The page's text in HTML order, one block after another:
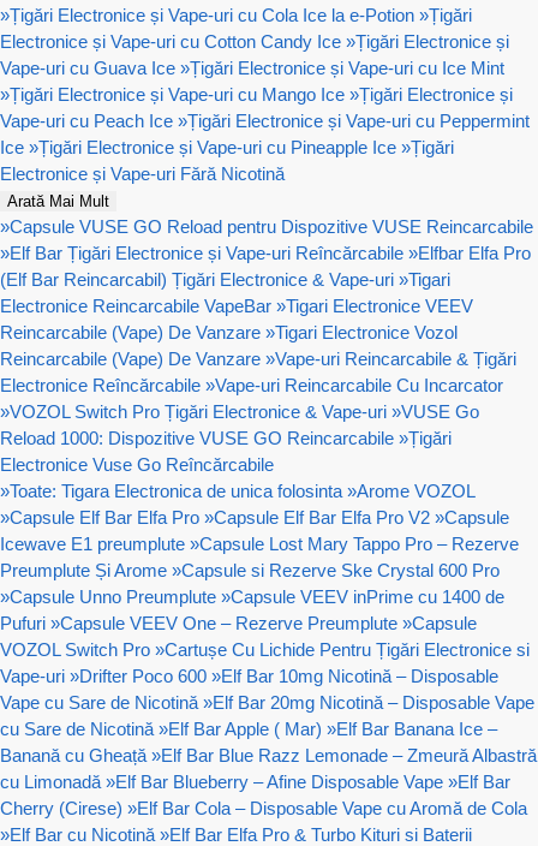
»Țigări Electronice și Vape-uri cu Cola Ice la e-Potion »Țigări
Electronice și Vape-uri cu Cotton Candy Ice »Țigări Electronice și
Vape-uri cu Guava Ice »Țigări Electronice și Vape-uri cu Ice Mint
»Țigări Electronice și Vape-uri cu Mango Ice »Țigări Electronice și
Vape-uri cu Peach Ice »Țigări Electronice și Vape-uri cu Peppermint
Ice »Țigări Electronice și Vape-uri cu Pineapple Ice »Țigări
Electronice și Vape-uri Fără Nicotină
Arată Mai Mult
»Capsule VUSE GO Reload pentru Dispozitive VUSE Reincarcabile
»Elf Bar Țigări Electronice și Vape-uri Reîncărcabile »Elfbar Elfa Pro
(Elf Bar Reincarcabil) Țigări Electronice & Vape-uri »Tigari
Electronice Reincarcabile VapeBar »Tigari Electronice VEEV
Reincarcabile (Vape) De Vanzare »Tigari Electronice Vozol
Reincarcabile (Vape) De Vanzare »Vape-uri Reincarcabile & Țigări
Electronice Reîncărcabile »Vape-uri Reincarcabile Cu Incarcator
»VOZOL Switch Pro Țigări Electronice & Vape-uri »VUSE Go
Reload 1000: Dispozitive VUSE GO Reincarcabile »Țigări
Electronice Vuse Go Reîncărcabile
»Toate: Tigara Electronica de unica folosinta »Arome VOZOL
»Capsule Elf Bar Elfa Pro »Capsule Elf Bar Elfa Pro V2 »Capsule
Icewave E1 preumplute »Capsule Lost Mary Tappo Pro – Rezerve
Preumplute Și Arome »Capsule si Rezerve Ske Crystal 600 Pro
»Capsule Unno Preumplute »Capsule VEEV inPrime cu 1400 de
Pufuri »Capsule VEEV One – Rezerve Preumplute »Capsule
VOZOL Switch Pro »Cartușe Cu Lichide Pentru Țigări Electronice si
Vape-uri »Drifter Poco 600 »Elf Bar 10mg Nicotină – Disposable
Vape cu Sare de Nicotină »Elf Bar 20mg Nicotină – Disposable Vape
cu Sare de Nicotină »Elf Bar Apple ( Mar) »Elf Bar Banana Ice –
Banană cu Gheață »Elf Bar Blue Razz Lemonade – Zmeură Albastră
cu Limonadă »Elf Bar Blueberry – Afine Disposable Vape »Elf Bar
Cherry (Cirese) »Elf Bar Cola – Disposable Vape cu Aromă de Cola
»Elf Bar cu Nicotină »Elf Bar Elfa Pro & Turbo Kituri si Baterii